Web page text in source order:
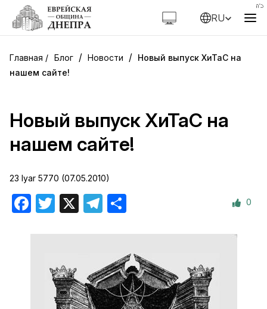
RU
Блог / Новости / Новый выпуск ХиТаС на
нашем сайте!
Новый выпуск ХиТаС на
нашем сайте!
23 Iyar 5770 (07.05.2010)
Facebook
Twitter Telegram 0